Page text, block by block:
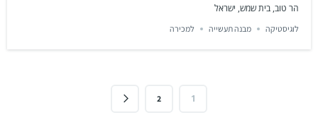
הר טוב, בית שמש, ישראל
לוגיסטיקה מבנה תעשייה למכירה
1
2